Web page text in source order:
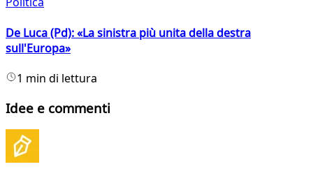
De Luca (Pd): «La sinistra più unita della destra
sull'Europa»
1 min di lettura
Idee e commenti